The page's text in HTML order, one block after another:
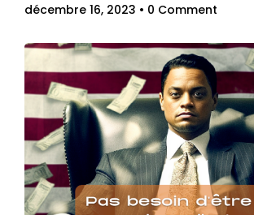
décembre 16, 2023 • 0 Comment